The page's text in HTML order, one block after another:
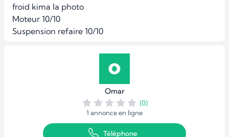
froid kima la photo
Moteur 10/10
Suspension refaire 10/10
Omar
(0)
1 annonce en ligne
Téléphone